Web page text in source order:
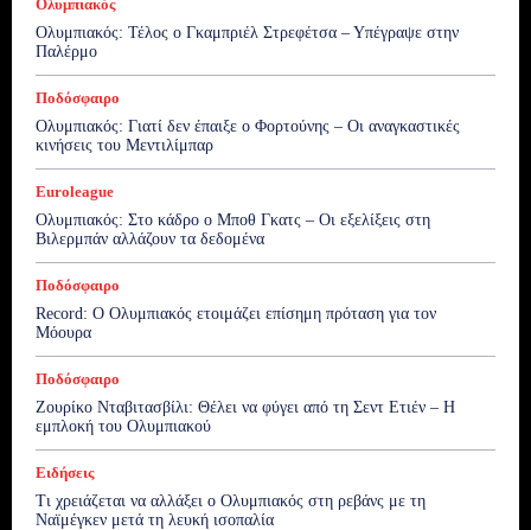
Ολυμπιακός
Ολυμπιακός: Τέλος ο Γκαμπριέλ Στρεφέτσα – Υπέγραψε στην
Παλέρμο
Ποδόσφαιρο
Ολυμπιακός: Γιατί δεν έπαιξε ο Φορτούνης – Οι αναγκαστικές
κινήσεις του Μεντιλίμπαρ
Euroleague
Ολυμπιακός: Στο κάδρο ο Μποθ Γκατς – Οι εξελίξεις στη
Βιλερμπάν αλλάζουν τα δεδομένα
Ποδόσφαιρο
Record: Ο Ολυμπιακός ετοιμάζει επίσημη πρόταση για τον
Μόουρα
Ποδόσφαιρο
Ζουρίκο Νταβιτασβίλι: Θέλει να φύγει από τη Σεντ Ετιέν – Η
εμπλοκή του Ολυμπιακού
Ειδήσεις
Τι χρειάζεται να αλλάξει ο Ολυμπιακός στη ρεβάνς με τη
Ναϊμέγκεν μετά τη λευκή ισοπαλία